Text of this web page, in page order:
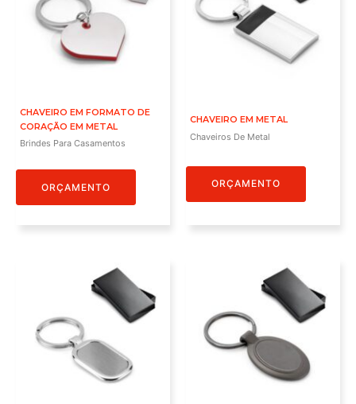
CHAVEIRO EM FORMATO DE
CORAÇÃO EM METAL
Brindes Para Casamentos
ORÇAMENTO
CHAVEIRO EM METAL
Chaveiros De Metal
ORÇAMENTO